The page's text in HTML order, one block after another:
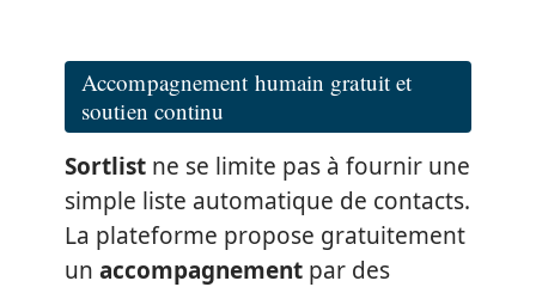
Accompagnement humain gratuit et
soutien continu
Sortlist ne se limite pas à fournir une
simple liste automatique de contacts.
La plateforme propose gratuitement
un accompagnement par des